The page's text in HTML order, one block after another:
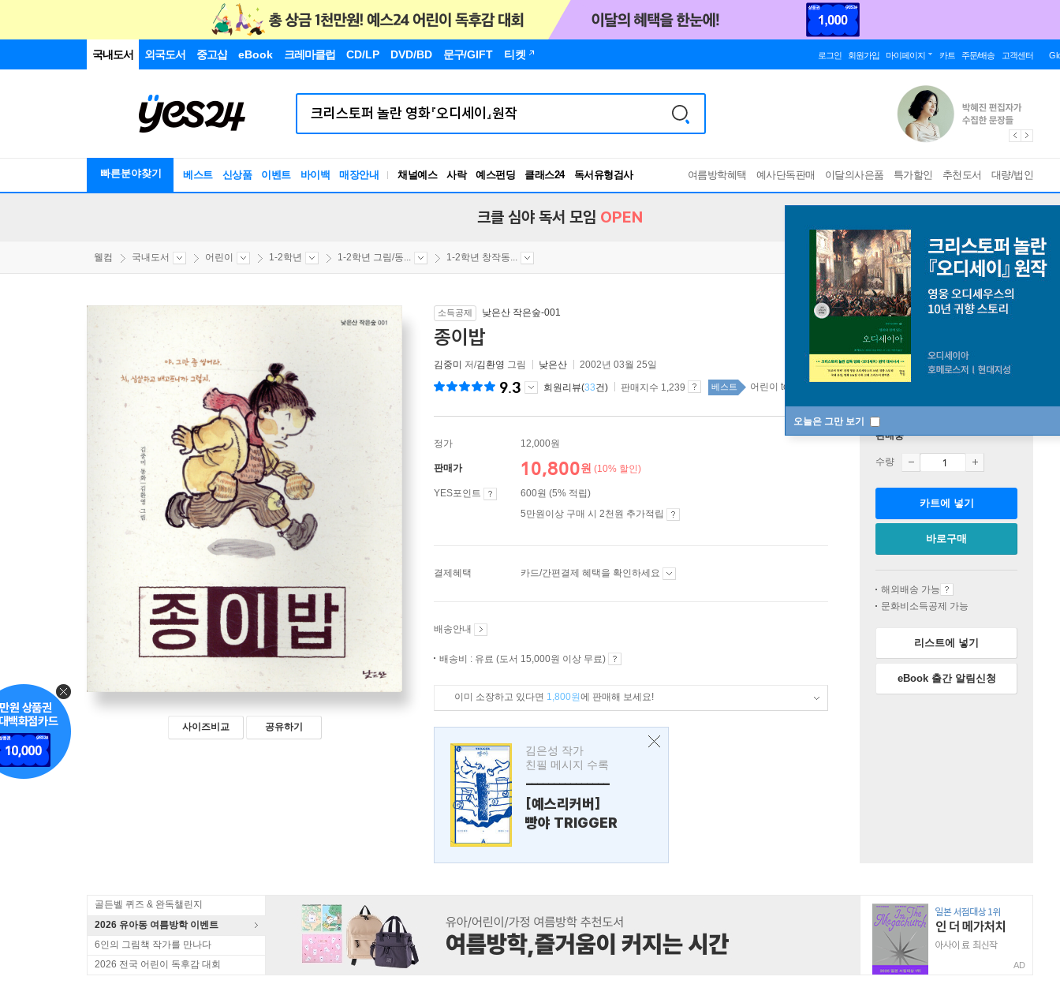
국내도서 외국도서 중고샵 eBook 크레마클럽 CD/LP DVD/BD 문구/GIFT 티켓 로그인 회원가입 마이페이지 카트 주문/배송 고객센터
빠른분야찾기 베스트 신상품 이벤트 바이백 매장안내 채널예스 사락 예스펀딩 클래스24
독서유형검사
RBTI Lab
여름방학혜택 예사단독판매 이달의사은품 특가할인 추천도서 대량/법인
오늘은 그만 보기
크클 심야 독서 모임 OPEN
웰컴 국내도서 어린이 1-2학년 1-2학년 그림/동... 1-2학년 창작동...
사이즈비교 공유하기
소득공제 낮은산 작은숲-001
종이밥
김중미 저/김환영 그림 낮은산 2002년 03월 25일
9.3 회원리뷰(33건) 판매지수 1,239 베스트 어린이 top100 65주
정가 12,000원
판매가 10,800원 (10% 할인)
YES포인트
600원 (5% 적립)
5만원이상 구매 시 2천원 추가적립
결제혜택 카드/간편결제 혜택을 확인하세요
배송안내
배송비 : 유료 (도서 15,000원 이상 무료)
이미 소장하고 있다면 1,800원에 판매해 보세요!
김은성 작가
친필 메시지 수록
---------------
[예스리커버]
빵야 TRIGGER
판매중
수량
카트에 넣기
바로구매
해외배송 가능
문화비소득공제 가능
리스트에 넣기
eBook 출간 알림신청
골든벨 퀴즈 & 완독챌린지
2026 유아동 여름방학 이벤트
6인의 그림책 작가를 만나다
2026 전국 어린이 독후감 대회
AD